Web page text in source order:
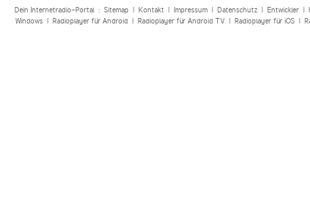
Dein Internetradio-Portal : Sitemap| Kontakt| Impressum| Datenschutz| Entwickler|
Windows| Radioplayer für Android| Radioplayer für Android TV| Radioplayer für iOS|